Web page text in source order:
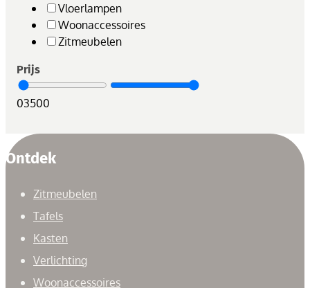
Vloerlampen
Woonaccessoires
Zitmeubelen
Prijs
03500
Ontdek
Zitmeubelen
Tafels
Kasten
Verlichting
Woonaccessoires